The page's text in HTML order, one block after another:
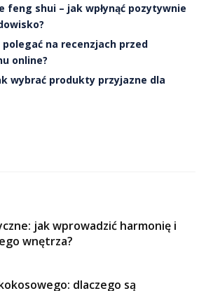
feng shui – jak wpłynąć pozytywnie
na recenzjach przed
online?
wybrać produkty przyjazne dla
jak wprowadzić harmonię i
wnętrza?
dlaczego są